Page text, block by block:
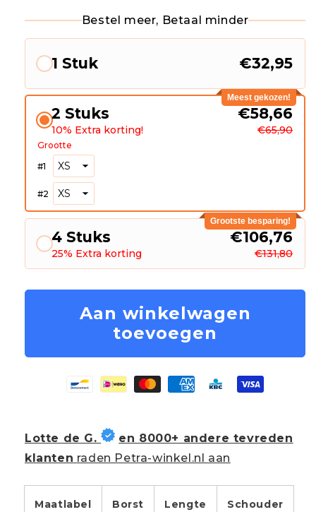
Bestel meer, Betaal minder
1 Stuk €32,95
Meest gekozen!
2 Stuks
10% Extra korting!
€58,66
€65,90
Grootte
#1
#2
Grootste besparing!
4 Stuks
25% Extra korting
€106,76
€131,80
Aan winkelwagen
toevoegen
Lotte de G.
en 8000+ andere tevreden
klanten raden Petra-winkel.nl aan
Maatlabel Borst Lengte Schouder